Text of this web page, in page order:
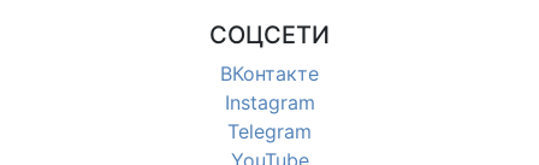
СОЦСЕТИ
ВКонтакте
Instagram
Telegram